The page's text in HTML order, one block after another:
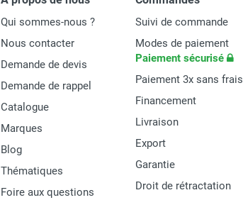
Qui sommes-nous ?
Nous contacter
Demande de devis
Demande de rappel
Catalogue
Marques
Blog
Thématiques
Foire aux questions
Suivi de commande
Modes de paiement
Paiement sécurisé
Paiement 3x sans frais
Financement
Livraison
Export
Garantie
Droit de rétractation